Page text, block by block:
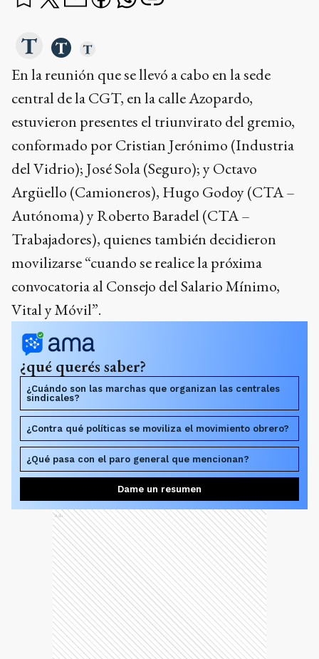
En la reunión que se llevó a cabo en la sede
central de la CGT, en la calle Azopardo,
estuvieron presentes el triunvirato del gremio,
conformado por Cristian Jerónimo (Industria
del Vidrio); José Sola (Seguro); y Octavo
Argüello (Camioneros), Hugo Godoy (CTA –
Autónoma) y Roberto Baradel (CTA –
Trabajadores), quienes también decidieron
movilizarse “cuando se realice la próxima
convocatoria al Consejo del Salario Mínimo,
Vital y Móvil”.
¿qué querés saber?
¿Cuándo son las marchas que organizan las centrales
sindicales?
¿Contra qué políticas se moviliza el movimiento obrero?
¿Qué pasa con el paro general que mencionan?
Dame un resumen
Ads